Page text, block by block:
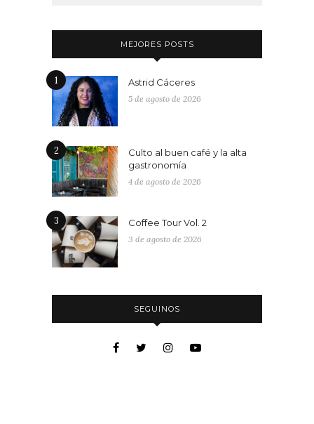
MEJORES POSTS
1 Astrid Cáceres
5 de agosto de 2026
2
Culto al buen café y la alta
gastronomía
4 de agosto de 2026
3 Coffee Tour Vol. 2
3 de agosto de 2026
SEGUINOS